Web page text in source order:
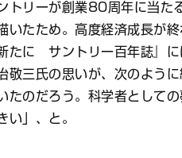
トリーが創業80周年に当た
いたため。高度経済成長が
たに サントリー百年誌』
敬三氏の思いが、次のよう
たのだろう。科学者として
い」、と。